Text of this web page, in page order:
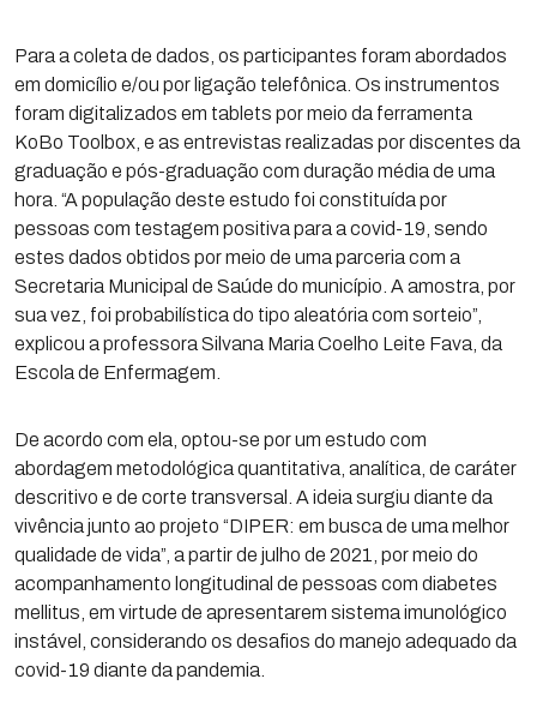
Para a coleta de dados, os participantes foram abordados
em domicílio e/ou por ligação telefônica. Os instrumentos
foram digitalizados em tablets por meio da ferramenta
KoBo Toolbox, e as entrevistas realizadas por discentes da
graduação e pós-graduação com duração média de uma
hora. “A população deste estudo foi constituída por
pessoas com testagem positiva para a covid-19, sendo
estes dados obtidos por meio de uma parceria com a
Secretaria Municipal de Saúde do município. A amostra, por
sua vez, foi probabilística do tipo aleatória com sorteio”,
explicou a professora Silvana Maria Coelho Leite Fava, da
Escola de Enfermagem.
De acordo com ela, optou-se por um estudo com
abordagem metodológica quantitativa, analítica, de caráter
descritivo e de corte transversal. A ideia surgiu diante da
vivência junto ao projeto “DIPER: em busca de uma melhor
qualidade de vida”, a partir de julho de 2021, por meio do
acompanhamento longitudinal de pessoas com diabetes
mellitus, em virtude de apresentarem sistema imunológico
instável, considerando os desafios do manejo adequado da
covid-19 diante da pandemia.